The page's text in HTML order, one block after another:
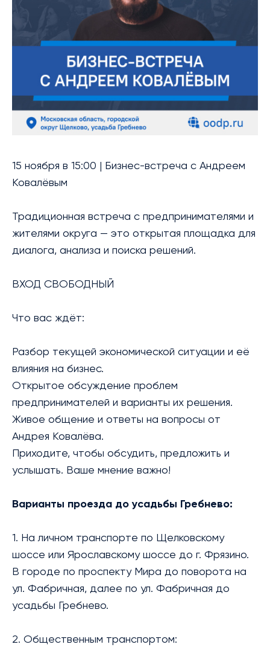
БИБЛИОТЕКА
МЕРОПРИЯТИЯ
УСЛУГИ
БЛАГОТВОРИТЕЛЬНОСТЬ
КОНТАКТЫ
15 ноября в 15:00 | Бизнес-встреча с Андреем
Ковалёвым
Традиционная встреча с предпринимателями и
жителями округа — это открытая площадка для
диалога, анализа и поиска решений.
ВХОД СВОБОДНЫЙ
Что вас ждёт:
Разбор текущей экономической ситуации и её
влияния на бизнес.
Открытое обсуждение проблем
предпринимателей и варианты их решения.
Живое общение и ответы на вопросы от
Андрея Ковалёва.
Приходите, чтобы обсудить, предложить и
услышать. Ваше мнение важно!
Варианты проезда до усадьбы Гребнево:
1. На личном транспорте по Щелковскому
шоссе или Ярославскому шоссе до г. Фрязино.
В городе по проспекту Мира до поворота на
ул. Фабричная, далее по ул. Фабричная до
усадьбы Гребнево.
2. Общественным транспортом: